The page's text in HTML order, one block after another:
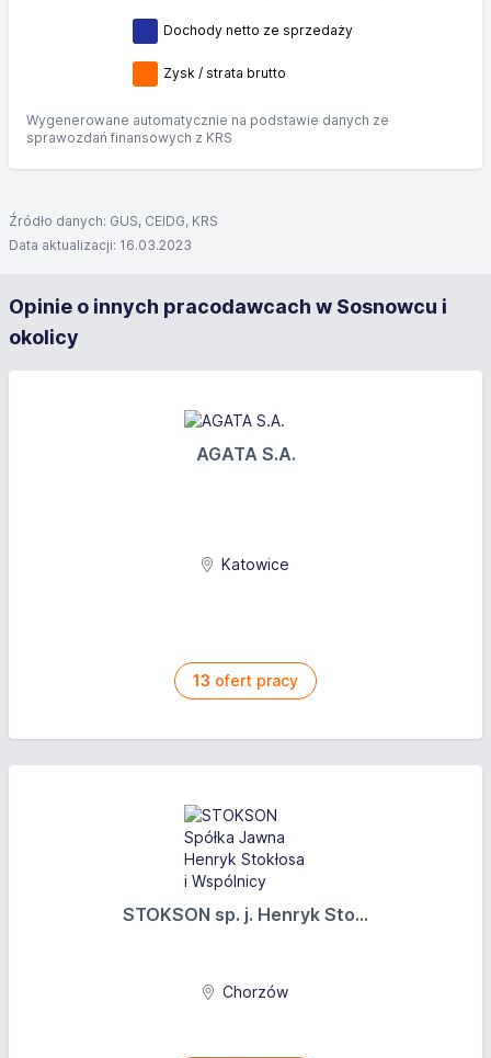
Dochody netto ze sprzedaży
Zysk / strata brutto
Wygenerowane automatycznie na podstawie danych ze
sprawozdań finansowych z KRS
Źródło danych: GUS, CEIDG, KRS
Data aktualizacji: 16.03.2023
Opinie o innych pracodawcach w Sosnowcu i
okolicy
AGATA S.A.
Katowice
13 ofert pracy
STOKSON sp. j. Henryk Sto...
Chorzów